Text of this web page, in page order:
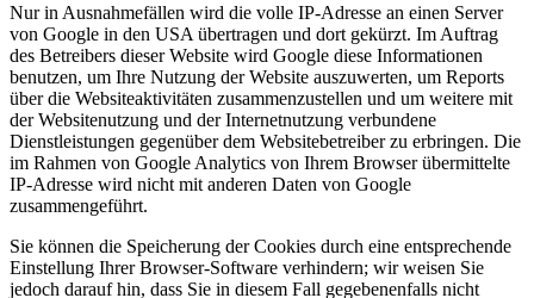
Nur in Ausnahmefällen wird die volle IP-Adresse an einen Server
von Google in den USA übertragen und dort gekürzt. Im Auftrag
des Betreibers dieser Website wird Google diese Informationen
benutzen, um Ihre Nutzung der Website auszuwerten, um Reports
über die Websiteaktivitäten zusammenzustellen und um weitere mit
der Websitenutzung und der Internetnutzung verbundene
Dienstleistungen gegenüber dem Websitebetreiber zu erbringen. Die
im Rahmen von Google Analytics von Ihrem Browser übermittelte
IP-Adresse wird nicht mit anderen Daten von Google
zusammengeführt.
Sie können die Speicherung der Cookies durch eine entsprechende
Einstellung Ihrer Browser-Software verhindern; wir weisen Sie
jedoch darauf hin, dass Sie in diesem Fall gegebenenfalls nicht